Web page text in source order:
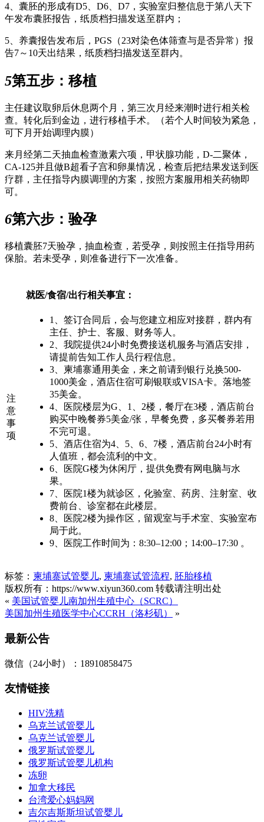
4、囊胚的形成有D5、D6、D7，实验室归整信息于第八天下
午发布囊胚报告，纸质档扫描发送至群内；
5、养囊报告发布后，PGS（23对染色体筛查与是否异常）报
告7～10天出结果，纸质档扫描发送至群内。
5第五步：移植
主任建议取卵后休息两个月，第三次月经来潮时进行相关检
查。转化后到金边，进行移植手术。（若个人时间较为紧急，
可下月开始调理内膜）
来月经第二天抽血检查激素六项，甲状腺功能，D-二聚体，
CA-125并且做B超看子宫和卵巢情况，检查后把结果发送到医
疗群，主任指导内膜调理的方案，按照方案服用相关药物即
可。
6第六步：验孕
移植囊胚7天验孕，抽血检查，若受孕，则按照主任指导用药
保胎。若未受孕，则准备进行下一次准备。
注
意
事
项
就医/食宿/出行相关事宜：
1、签订合同后，会与您建立相应对接群，群内有
主任、护士、客服、财务等人。
2、我院提供24小时免费接送机服务与酒店安排，
请提前告知工作人员行程信息。
3、柬埔寨通用美金，来之前请到银行兑换500-
1000美金，酒店住宿可刷银联或VISA卡。落地签
35美金。
4、医院楼层为G、1、2楼，餐厅在3楼，酒店前台
购买中晚餐券5美金/张，早餐免费，多买餐券若用
不完可退。
5、酒店住宿为4、5、6、7楼，酒店前台24小时有
人值班，都会流利的中文。
6、医院G楼为休闲厅，提供免费有网电脑与水
果。
7、医院1楼为就诊区，化验室、药房、注射室、收
费前台、诊室都在此楼层。
8、医院2楼为操作区，留观室与手术室、实验室布
局于此。
9、医院工作时间为：8:30–12:00；14:00–17:30 。
标签： 柬埔寨试管婴儿, 柬埔寨试管流程, 胚胎移植
版权所有：https://www.xiyun360.com 转载请注明出处
« 美国试管婴儿南加州生殖中心（SCRC）
美国加州生殖医学中心CCRH（洛杉矶）
»
最新公告
微信（24小时）：18910858475
友情链接
HIV洗精
乌克兰试管婴儿
乌克兰试管婴儿
俄罗斯试管婴儿
俄罗斯试管婴儿机构
冻卵
加拿大移民
台湾爱心妈妈网
吉尔吉斯斯坦试管婴儿